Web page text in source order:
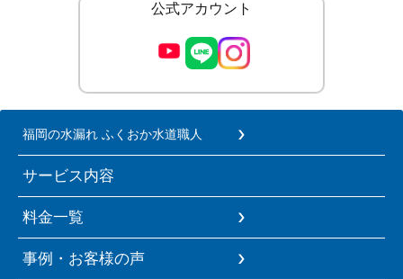
公式アカウント
福岡の水漏れ ふくおか水道職人
サービス内容
料金一覧
事例・お客様の声